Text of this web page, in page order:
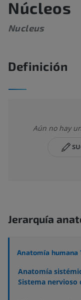
Núcleos
Nucleus
Definición
Aún no hay
Jerarquía
Anatomía humana
Anatomía
Sistema nervioso